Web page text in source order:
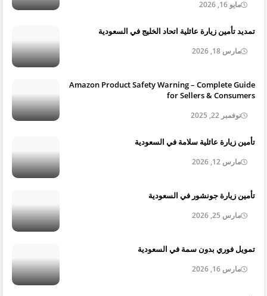
مايو 16, 2026
تمديد تأمين زيارة عائلية اتحاد الخليج في السعودية
مارس 18, 2026
Amazon Product Safety Warning – Complete Guide
for Sellers & Consumers
نوفمبر 22, 2025
تأمين زيارة عائلية سلامة في السعودية
مارس 12, 2026
تأمين زيارة جونشور في السعودية
مارس 25, 2026
تمويل فوري بدون سمة في السعودية
مارس 16, 2026